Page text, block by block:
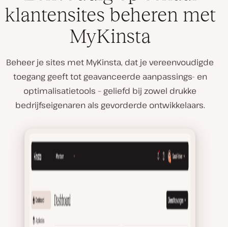
klantensites beheren met
MyKinsta
Beheer je sites met MyKinsta, dat je vereenvoudigde
toegang geeft tot geavanceerde aanpassings- en
optimalisatietools – geliefd bij zowel drukke
bedrijfseigenaren als gevorderde ontwikkelaars.